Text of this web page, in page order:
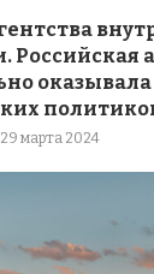
Российская
29 марта 2024